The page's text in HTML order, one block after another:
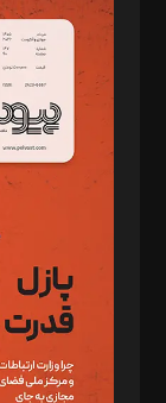
سردبیر: مهرک
دبیر تحریریه: میثم
د‌بیر ناداستان:
د‌بیر خدمت و تجارت:
د‌بیر حقوق
د‌بیر پیوست جهان:
د‌بیر تحریریه
تحریریه‌: مجتبی
مصطفی مسجدی
رستمی،مصطفی
ویرایش: نگار استاد‌‌آقا
طراح یونیفرم: مجید